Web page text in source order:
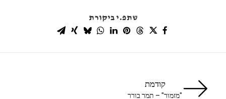
שתפ.י ביקורת
קודמת
"מזמור" – תמר בורר